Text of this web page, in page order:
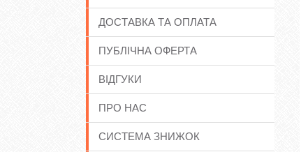
ДОСТАВКА ТА ОПЛАТА
ПУБЛІЧНА ОФЕРТА
ВІДГУКИ
ПРО НАС
СИСТЕМА ЗНИЖОК